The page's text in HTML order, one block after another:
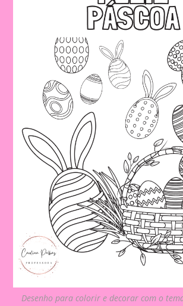
Desenho para colorir e decorar com o